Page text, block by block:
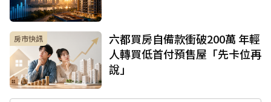
房市快訊
六都買房自備款衝破200萬 年輕
人轉買低首付預售屋「先卡位再
說」